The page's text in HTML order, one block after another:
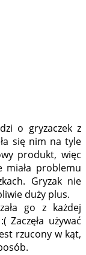
o gryzaczek z
się nim na tyle
produkt, więc
miała problemu
Gryzak nie
duży plus.
go z każdej
używać
rzucony w kąt,